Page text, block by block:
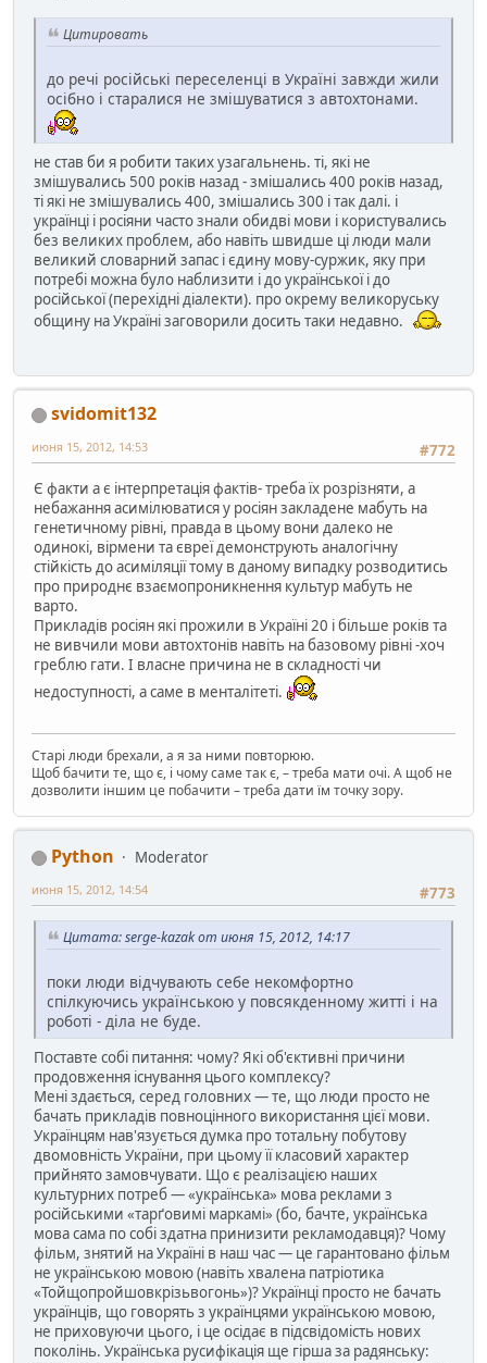
Цитировать
до речі російські переселенці в Україні завжди жили
осібно і старалися не змішуватися з автохтонами.
не став би я робити таких узагальнень. ті, які не
змішувались 500 років назад - змішались 400 років назад,
ті які не змішувались 400, змішались 300 і так далі. і
українці і росіяни часто знали обидві мови і користувались
без великих проблем, або навіть швидше ці люди мали
великий словарний запас і єдину мову-суржик, яку при
потребі можна було наблизити і до української і до
російської (перехідні діалекти). про окрему великоруську
общину на Україні заговорили досить таки недавно.
svidomit132
#772
июня 15, 2012, 14:53
Є факти а є інтерпретація фактів- треба їх розрізняти, а
небажання асимілюватися у росіян закладене мабуть на
генетичному рівні, правда в цьому вони далеко не
одинокі, вірмени та євреї демонструють аналогічну
стійкість до асиміляції тому в даному випадку розводитись
про природнє взаємопроникнення культур мабуть не
варто.
Прикладів росіян які прожили в Україні 20 і більше років та
не вивчили мови автохтонів навіть на базовому рівні -хоч
греблю гати. І власне причина не в складності чи
недоступності, а саме в менталітеті.
Старі люди брехали, а я за ними повторюю.
Щоб бачити те, що є, і чому саме так є, – треба мати очі. А щоб не
дозволити іншим це побачити – треба дати їм точку зору.
Python
Moderator
#773
июня 15, 2012, 14:54
Цитата: serge-kazak от июня 15, 2012, 14:17
поки люди відчувають себе некомфортно
спілкуючись українською у повсякденному житті і на
роботі - діла не буде.
Поставте собі питання: чому? Які об'єктивні причини
продовження існування цього комплексу?
Мені здається, серед головних — те, що люди просто не
бачать прикладів повноцінного використання цієї мови.
Українцям нав'язується думка про тотальну побутову
двомовність України, при цьому її класовий характер
прийнято замовчувати. Що є реалізацією наших
культурних потреб — «українська» мова реклами з
російськими «тарґовимі маркамі» (бо, бачте, українська
мова сама по собі здатна принизити рекламодавця)? Чому
фільм, знятий на Україні в наш час — це гарантовано фільм
не українською мовою (навіть хвалена патріотика
«Тойщопройшовкрізьвогонь»)? Українці просто не бачать
українців, що говорять з українцями українською мовою,
не приховуючи цього, і це осідає в підсвідомість нових
поколінь. Українська русифікація ще гірша за радянську: